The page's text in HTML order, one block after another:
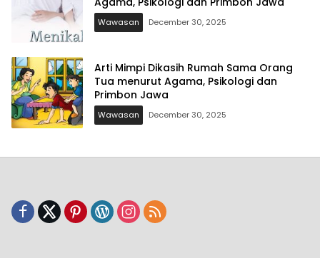
Wawasan December 30, 2025
Arti Mimpi Dikasih Rumah Sama Orang
Tua menurut Agama, Psikologi dan
Primbon Jawa
Wawasan December 30, 2025